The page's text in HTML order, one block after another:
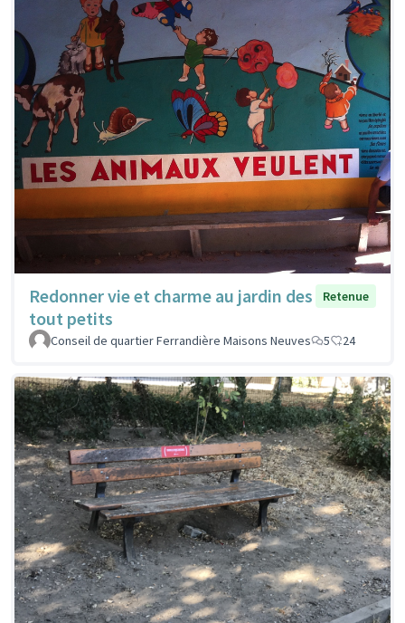
Redonner vie et charme au jardin des
tout petits
Retenue
Conseil de quartier Ferrandière Maisons Neuves 5 24